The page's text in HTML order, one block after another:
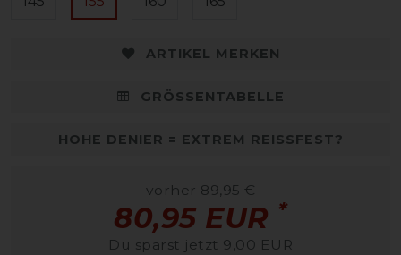
ARTIKEL MERKEN
GRÖSSENTABELLE
HOHE DENIER = EXTREM REISSFEST?
vorher 89,95 €
80,95 EUR *
Du sparst jetzt 9,00 EUR